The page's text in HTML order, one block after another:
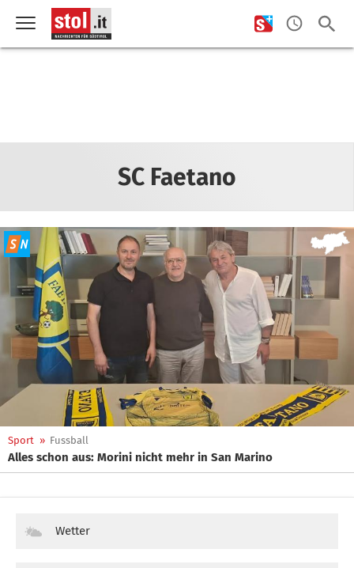
SC Faetano
Sport » Fussball
Alles schon aus: Morini nicht mehr in San Marino
Wetter